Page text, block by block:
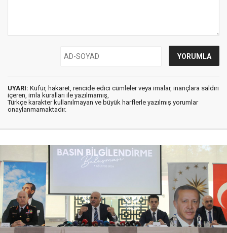
UYARI: Küfür, hakaret, rencide edici cümleler veya imalar, inançlara saldırı
içeren, imla kuralları ile yazılmamış,
Türkçe karakter kullanılmayan ve büyük harflerle yazılmış yorumlar
onaylanmamaktadır.